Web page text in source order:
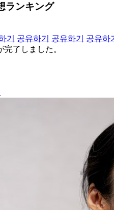
ランキング
기 공유하기 공유하기
공유하
完了しました。